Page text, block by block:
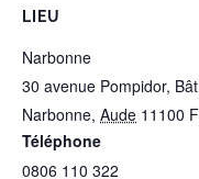
LIEU
Narbonne
30 avenue Pompidor,
Narbonne, Aude 11100
Téléphone
0806 110 322